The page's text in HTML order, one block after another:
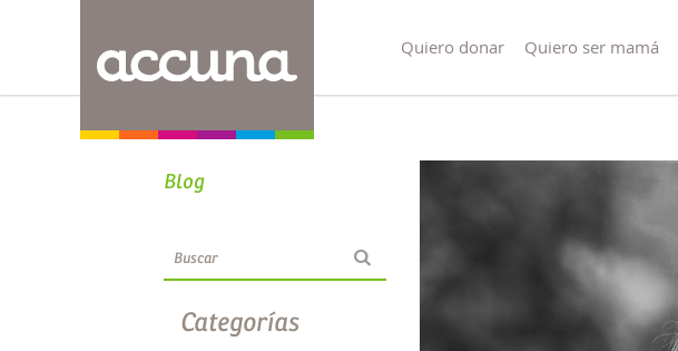
Quiero donar Quiero ser mamá
Blog
Categorías